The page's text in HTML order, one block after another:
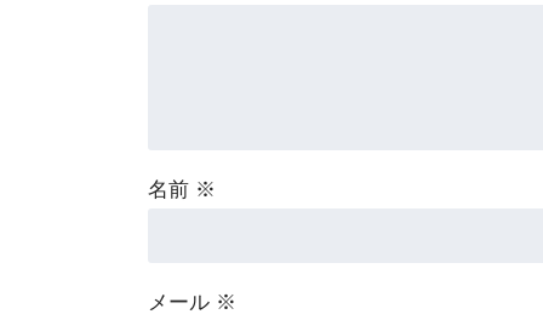
名前 ※
メール ※